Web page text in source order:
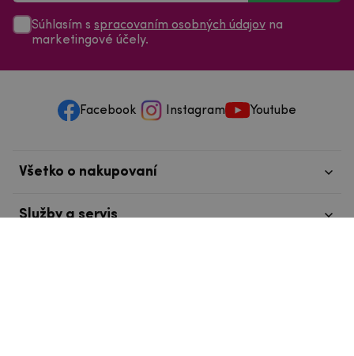
Súhlasím s spracovaním osobných údajov na
marketingové účely.
Facebook Instagram Youtube
Všetko o nakupovaní
Služby a servis